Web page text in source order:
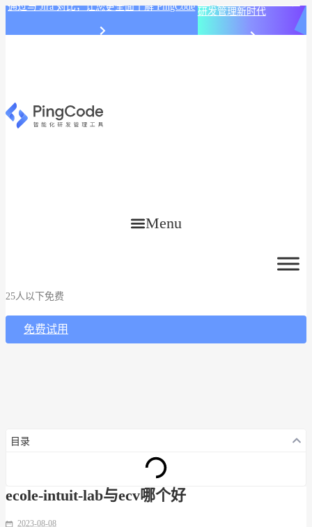
通过与 Jira 对比，让您更全面了解 PingCode 研发管理新时代
Menu
25人以下免费
免费试用
目录
ecole-intuit-lab与ecv哪个好
2023-08-08